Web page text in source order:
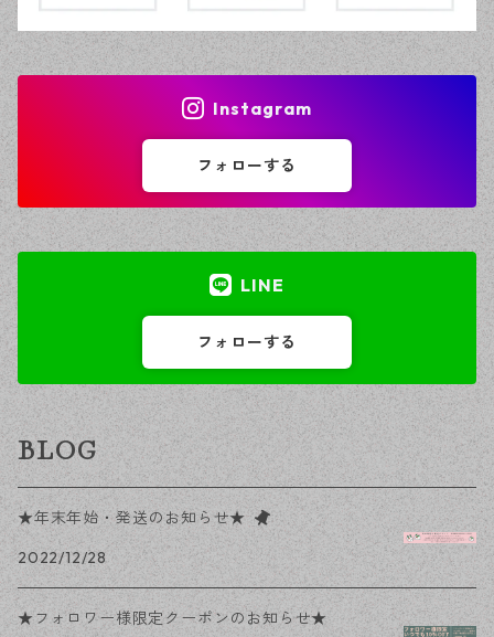
Instagram
フォローする
LINE
フォローする
BLOG
★年末年始・発送のお知らせ★
2022/12/28
★フォロワー様限定クーポンのお知らせ★